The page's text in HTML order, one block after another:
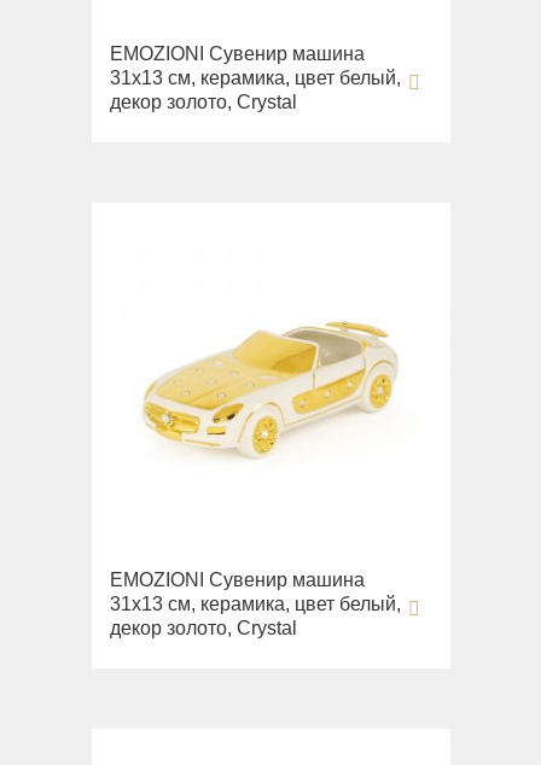
EMOZIONI Сувенир машина
31х13 см, керамика, цвет белый,
декор золото, Crystal
EMOZIONI Сувенир машина
31х13 см, керамика, цвет белый,
декор золото, Crystal